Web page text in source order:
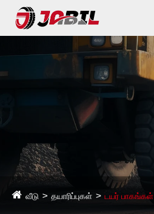
வீடு தயாரிப்புகள் டயர் பாகங்கள்